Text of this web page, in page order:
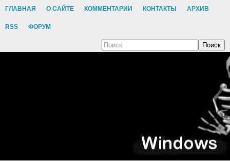
ГЛАВНАЯ О САЙТЕ КОММЕНТАРИИ КОНТАКТЫ АРХИВ
RSS ФОРУМ
Поиск